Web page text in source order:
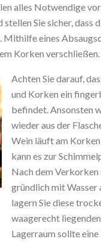
alles Notwendige
Sie sicher, dass
eines
Korken verschließen.
Achten Sie darauf,
und Korken ein
befindet. Ansonsten
wieder aus der
Wein läuft am
kann es zur
Nach dem Verkorken
gründlich mit Wasser
lagern Sie diese
waagerecht
Lagerraum sollte